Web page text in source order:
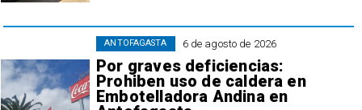
6 de agosto de 2026
Por graves deficiencias:
Prohiben uso de caldera en
Embotelladora Andina en
ANTOFAGASTA